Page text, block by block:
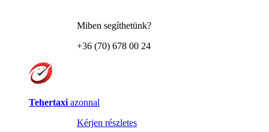
Miben segíthetünk?
+36 (70) 678 00 24
Tehertaxi azonnal
Kérjen részletes